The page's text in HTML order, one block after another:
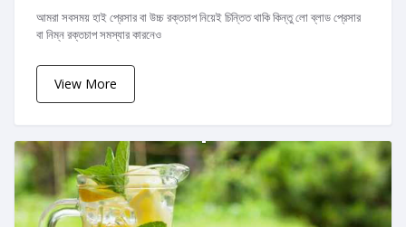
আমরা সবসময় হাই প্রেসার বা উচ্চ রক্তচাপ নিয়েই চিন্তিত থাকি কিন্তু লো ব্লাড প্রেসার
বা নিম্ন রক্তচাপ সমস্যার কারনেও
View More